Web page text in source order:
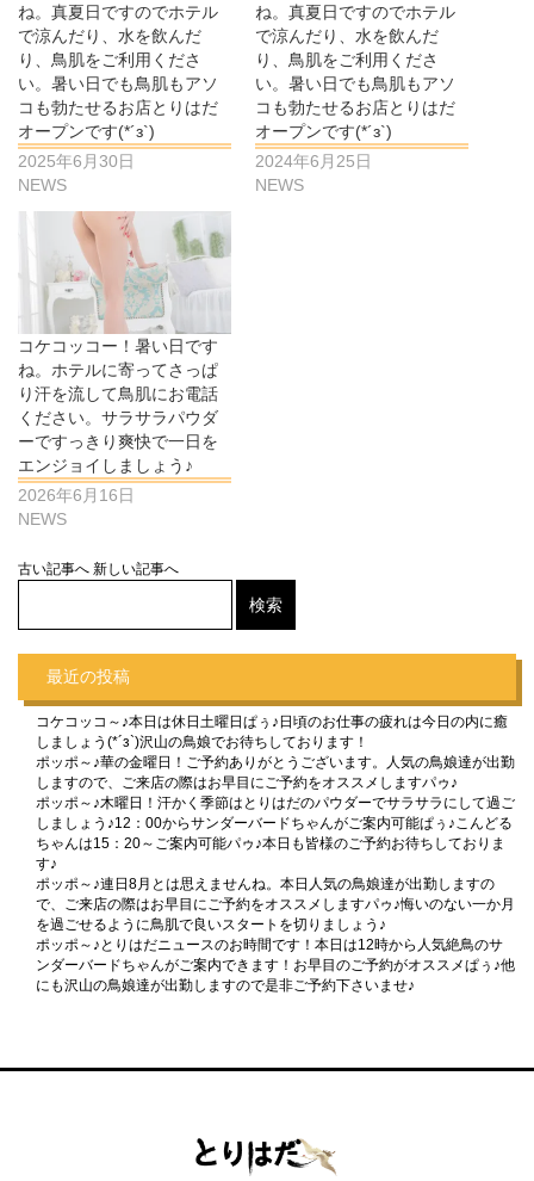
ね。真夏日ですのでホテル
で涼んだり、水を飲んだ
り、鳥肌をご利用くださ
い。暑い日でも鳥肌もアソ
コも勃たせるお店とりはだ
オープンです(*´з`)
2025年6月30日
NEWS
ね。真夏日ですのでホテル
で涼んだり、水を飲んだ
り、鳥肌をご利用くださ
い。暑い日でも鳥肌もアソ
コも勃たせるお店とりはだ
オープンです(*´з`)
2024年6月25日
NEWS
コケコッコー！暑い日です
ね。ホテルに寄ってさっぱ
り汗を流して鳥肌にお電話
ください。サラサラパウダ
ーですっきり爽快で一日を
エンジョイしましょう♪
2026年6月16日
NEWS
古い記事へ 新しい記事へ
最近の投稿
コケコッコ～♪本日は休日土曜日ぱぅ♪日頃のお仕事の疲れは今日の内に癒
しましょう(*´з`)沢山の鳥娘でお待ちしております！
ポッポ～♪華の金曜日！ご予約ありがとうございます。人気の鳥娘達が出勤
しますので、ご来店の際はお早目にご予約をオススメしますパゥ♪
ポッポ～♪木曜日！汗かく季節はとりはだのパウダーでサラサラにして過ご
しましょう♪12：00からサンダーバードちゃんがご案内可能ぱぅ♪こんどる
ちゃんは15：20～ご案内可能パゥ♪本日も皆様のご予約お待ちしておりま
す♪
ポッポ～♪連日8月とは思えませんね。本日人気の鳥娘達が出勤しますの
で、ご来店の際はお早目にご予約をオススメしますパゥ♪悔いのない一か月
を過ごせるように鳥肌で良いスタートを切りましょう♪
ポッポ～♪とりはだニュースのお時間です！本日は12時から人気絶鳥のサ
ンダーバードちゃんがご案内できます！お早目のご予約がオススメぱぅ♪他
にも沢山の鳥娘達が出勤しますので是非ご予約下さいませ♪